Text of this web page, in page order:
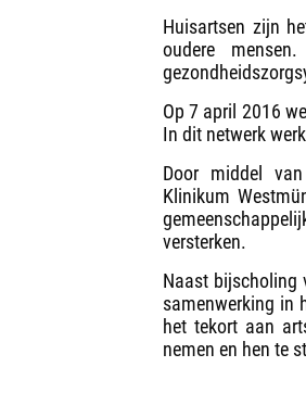
Huisartsen zijn
oudere
Op 7 april 2016
In dit netwerk
Door middel
Klinikum
versterken.
Naast bijscholing
samenwerking in
het tekort aan
nemen en hen te